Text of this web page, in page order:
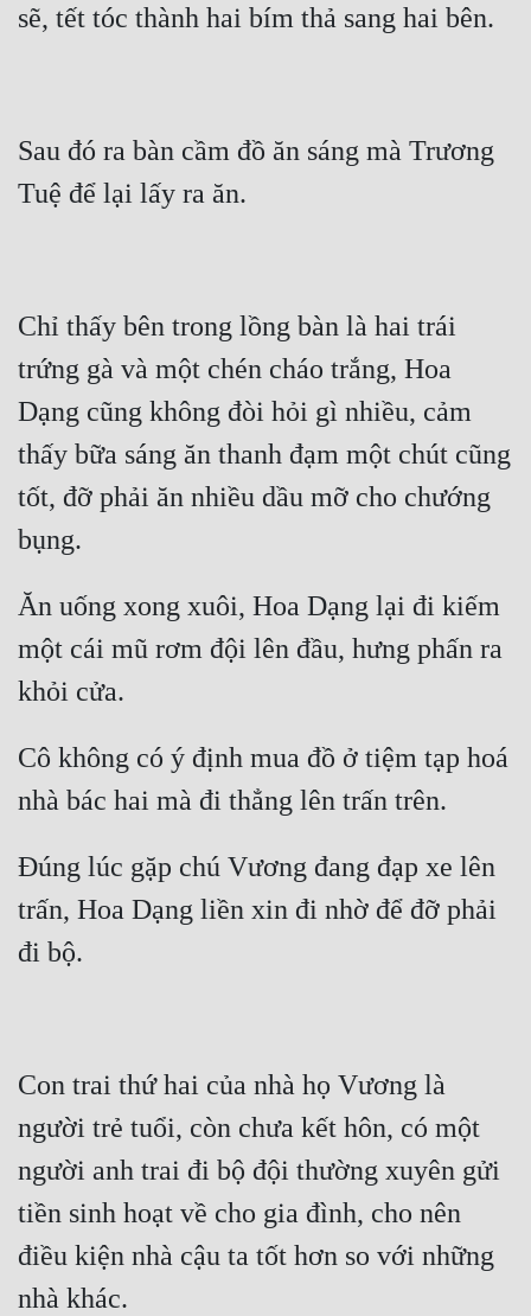
Đô Thị
Đồng Nhân
Truyện Nam
Truyện Nữ
Xây Dựng Thế Lực
Đam Mỹ
Tính Cách Nhân Vật :
Điềm Đạm
sẽ, tết tóc thành hai bím thả sang hai bên.
Sau đó ra bàn cầm đồ ăn sáng mà Trương
Tuệ để lại lấy ra ăn.
Chỉ thấy bên trong lồng bàn là hai trái
trứng gà và một chén cháo trắng, Hoa
Dạng cũng không đòi hỏi gì nhiều, cảm
thấy bữa sáng ăn thanh đạm một chút cũng
tốt, đỡ phải ăn nhiều dầu mỡ cho chướng
bụng.
Ăn uống xong xuôi, Hoa Dạng lại đi kiếm
một cái mũ rơm đội lên đầu, hưng phấn ra
khỏi cửa.
Cô không có ý định mua đồ ở tiệm tạp hoá
nhà bác hai mà đi thẳng lên trấn trên.
Đúng lúc gặp chú Vương đang đạp xe lên
trấn, Hoa Dạng liền xin đi nhờ để đỡ phải
đi bộ.
Con trai thứ hai của nhà họ Vương là
người trẻ tuổi, còn chưa kết hôn, có một
người anh trai đi bộ đội thường xuyên gửi
tiền sinh hoạt về cho gia đình, cho nên
điều kiện nhà cậu ta tốt hơn so với những
nhà khác.